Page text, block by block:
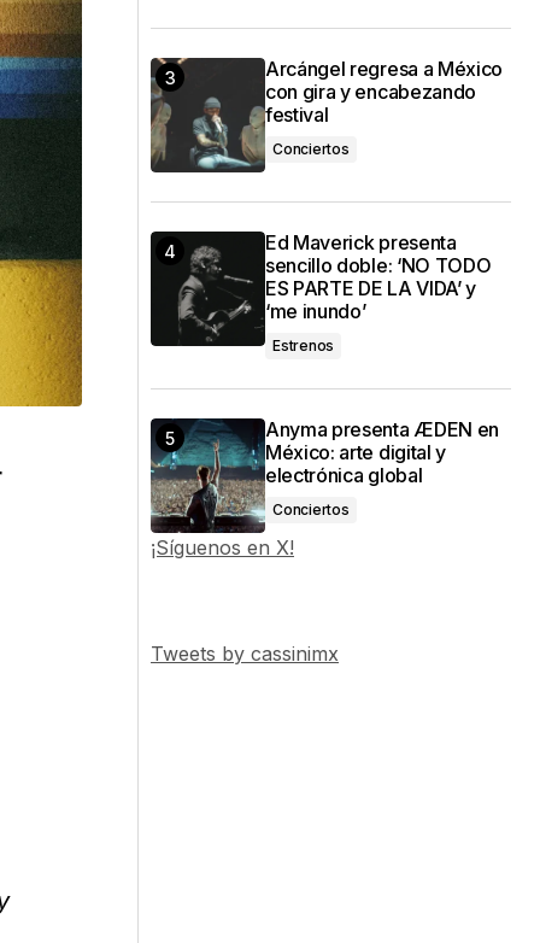
Arcángel regresa a México
con gira y encabezando
festival
Conciertos
Ed Maverick presenta
sencillo doble: ‘NO TODO
ES PARTE DE LA VIDA’ y
‘me inundo’
Estrenos
Anyma presenta ÆDEN en
México: arte digital y
electrónica global
Conciertos
¡Síguenos en X!
Tweets by cassinimx